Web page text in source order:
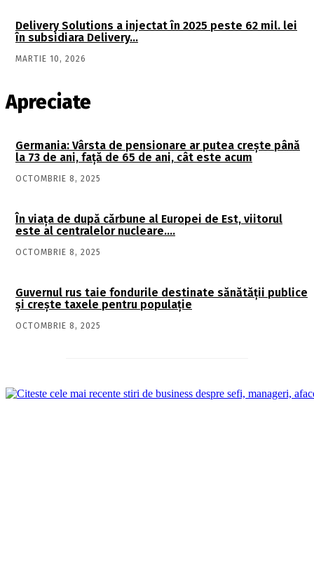
Delivery Solutions a injectat în 2025 peste 62 mil. lei
în subsidiara Delivery…
MARTIE 10, 2026
Apreciate
Germania: Vârsta de pensionare ar putea crește până
la 73 de ani, față de 65 de ani, cât este acum
OCTOMBRIE 8, 2025
În viaţa de după cărbune al Europei de Est, viitorul
este al centralelor nucleare….
OCTOMBRIE 8, 2025
Guvernul rus taie fondurile destinate sănătății publice
și crește taxele pentru populație
OCTOMBRIE 8, 2025